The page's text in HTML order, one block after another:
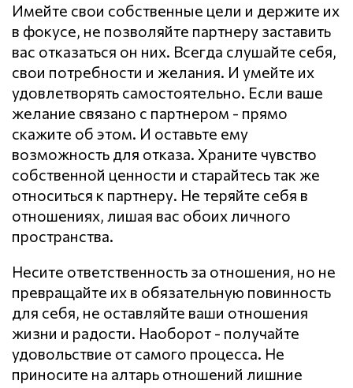
Имейте свои собственные цели и держите их
в фокусе, не позволяйте партнеру заставить
вас отказаться он них. Всегда слушайте себя,
свои потребности и желания. И умейте их
удовлетворять самостоятельно. Если ваше
желание связано с партнером - прямо
скажите об этом. И оставьте ему
возможность для отказа. Храните чувство
собственной ценности и старайтесь так же
относиться к партнеру. Не теряйте себя в
отношениях, лишая вас обоих личного
пространства.
Несите ответственность за отношения, но не
превращайте их в обязательную повинность
для себя, не оставляйте ваши отношения
жизни и радости. Наоборот - получайте
удовольствие от самого процесса. Не
приносите на алтарь отношений лишние